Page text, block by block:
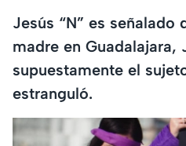
Jesús “N” es
madre en Guadalajara,
supuestamente el
estranguló.